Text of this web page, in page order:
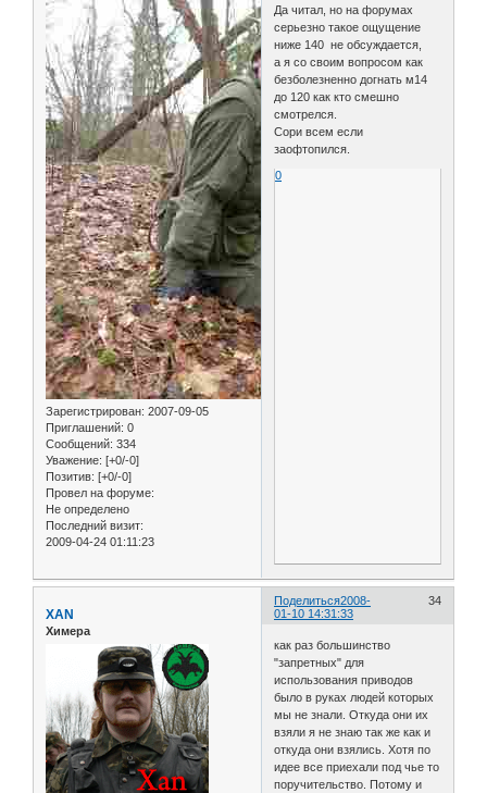
Зарегистрирован: 2007-09-05
Приглашений: 0
Сообщений: 334
Уважение: [+0/-0]
Позитив: [+0/-0]
Провел на форуме:
Не определено
Последний визит:
2009-04-24 01:11:23
Да читал, но на форумах
серьезно такое ощущение
ниже 140 не обсуждается,
а я со своим вопросом как
безболезненно догнать м14
до 120 как кто смешно
смотрелся.
Сори всем если
заофтопился.
0
Поделиться 34
2008-
01-10 14:31:33
XAN
Химера
как раз большинство
"запретных" для
использования приводов
было в руках людей которых
мы не знали. Откуда они их
взяли я не знаю так же как и
откуда они взялись. Хотя по
идее все приехали под чье то
поручительство. Потому и